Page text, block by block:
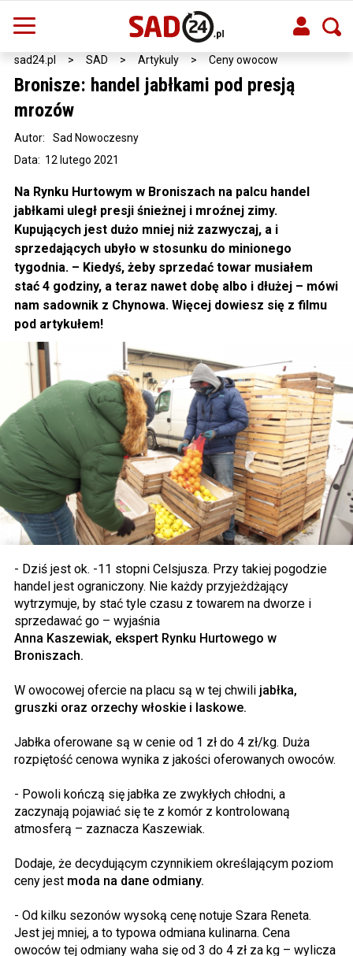
sad24.pl > SAD > Artykuly > Ceny owocow
Bronisze: handel jabłkami pod presją
mrozów
Data: 12 lutego 2021
Autor: Sad Nowoczesny
Na Rynku Hurtowym w Broniszach na palcu handel
jabłkami uległ presji śnieżnej i mroźnej zimy.
Kupujących jest dużo mniej niż zazwyczaj, a i
sprzedających ubyło w stosunku do minionego
tygodnia. – Kiedyś, żeby sprzedać towar musiałem
stać 4 godziny, a teraz nawet dobę albo i dłużej – mówi
nam sadownik z Chynowa. Więcej dowiesz się z filmu
pod artykułem!
- Dziś jest ok. -11 stopni Celsjusza. Przy takiej pogodzie
handel jest ograniczony. Nie każdy przyjeżdżający
wytrzymuje, by stać tyle czasu z towarem na dworze i
sprzedawać go – wyjaśnia
Anna Kaszewiak, ekspert Rynku Hurtowego w
Broniszach.
W owocowej ofercie na placu są w tej chwili jabłka,
gruszki oraz orzechy włoskie i laskowe.
Jabłka oferowane są w cenie od 1 zł do 4 zł/kg. Duża
rozpiętość cenowa wynika z jakości oferowanych owoców.
- Powoli kończą się jabłka ze zwykłych chłodni, a
zaczynają pojawiać się te z komór z kontrolowaną
atmosferą – zaznacza Kaszewiak.
Dodaje, że decydującym czynnikiem określającym poziom
ceny jest moda na dane odmiany.
- Od kilku sezonów wysoką cenę notuje Szara Reneta.
Jest jej mniej, a to typowa odmiana kulinarna. Cena
owoców tej odmiany waha się od 3 do 4 zł za kg – wylicza